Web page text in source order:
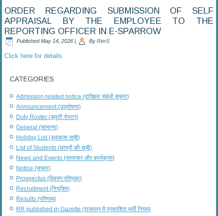
ORDER REGARDING SUBMISSION OF SELF
APPRAISAL BY THE EMPLOYEE TO THE
REPORTING OFFICER IN E-SPARROW
Published May 14, 2026 | By RimS
Click here for details
CATEGORIES
Admission related notice (दाखिला संबंधी सूचना)
Announcement (उद्घोषणा)
Duty Roster (ड्यूटी रोस्टर)
General (सामान्य)
Holiday List (अवकाश सूची)
List of Students (छात्रों की सूची)
News and Events (सामाचार और कार्यक्रम)
Notice (सूचना)
Prospectus (विवरण पत्रिका)
Recruitment (नियुक्ति)
Results (परिणाम)
RR published in Gazette (राजपत्र में प्रकाशित भर्ती नियम)